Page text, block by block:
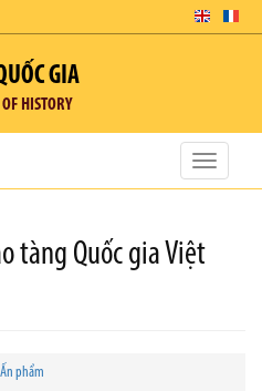
GIA
HISTORY
Toggle
tàng Quốc gia Việt
Ấn phẩm